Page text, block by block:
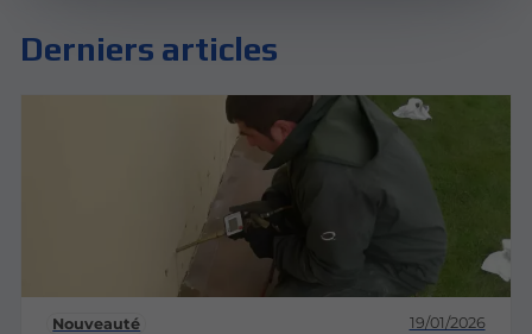
Derniers articles
Nouveauté 19/01/2026